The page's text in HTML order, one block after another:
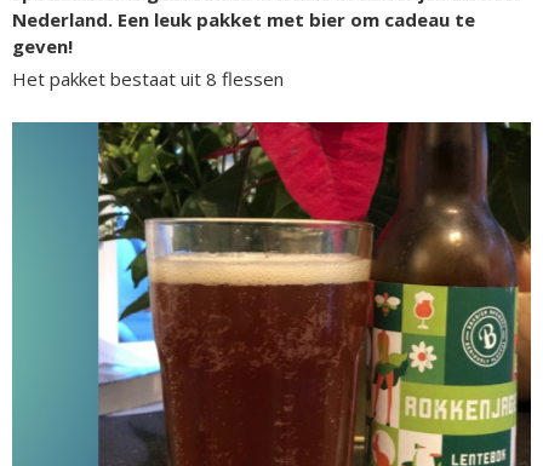
Nederland. Een leuk pakket met bier om cadeau te
geven!
Het pakket bestaat uit 8 flessen